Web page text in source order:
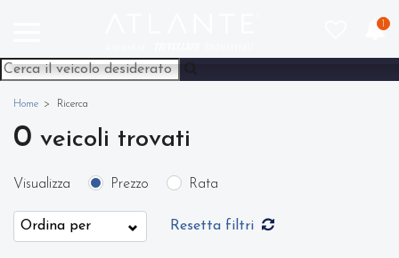
Home Ricerca
0 veicoli trovati
Visualizza Prezzo Rata
Resetta filtri